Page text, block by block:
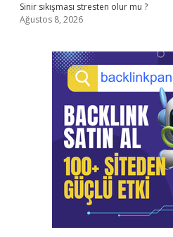
Sinir sıkışması stresten olur mu ?
Ağustos 8, 2026